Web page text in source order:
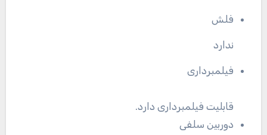
فلش
ندارد
فیلمبرداری
قابلیت فیلمبرداری دارد.
دوربین سلفی